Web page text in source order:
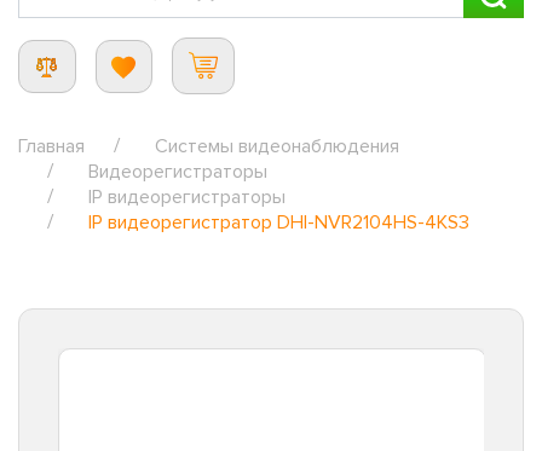
Главная
Системы видеонаблюдения
Видеорегистраторы
IP видеорегистраторы
IP видеорегистратор DHI-NVR2104HS-4KS3